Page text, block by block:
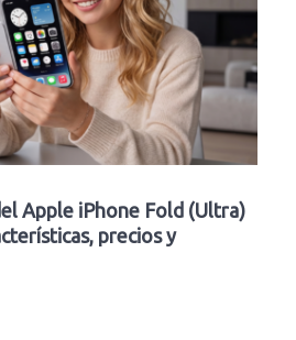
Apple iPhone Fold (Ultra)
precios y